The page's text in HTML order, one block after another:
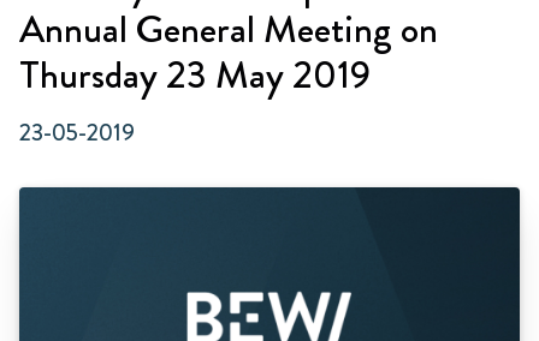
Annual General Meeting on
Thursday 23 May 2019
23-05-2019